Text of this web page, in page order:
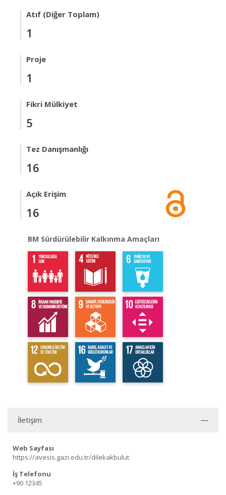
Atıf (Diğer Toplam)
1
Proje
1
Fikri Mülkiyet
5
Tez Danışmanlığı
16
Açık Erişim
16
BM Sürdürülebilir Kalkınma Amaçları
İletişim
Web Sayfası
https://avesis.gazi.edu.tr/dilekakbulut
İş Telefonu
+90 12345